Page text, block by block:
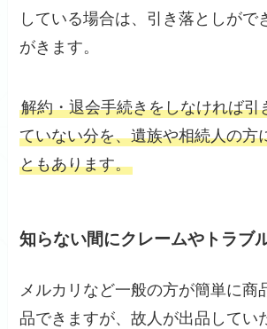
している場合は、引き落としがで
がきます。
解約・退会手続きをしなければ引
ていない分を、遺族や相続人の方
ともあります。
知らない間にクレームやトラブ
メルカリなど一般の方が簡単に商
品できますが、故人が出品してい